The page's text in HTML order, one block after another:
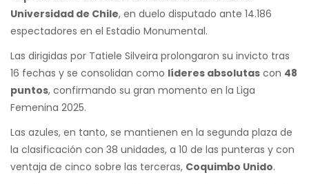
Universidad de Chile, en duelo disputado ante 14.186
espectadores en el Estadio Monumental.
Las dirigidas por Tatiele Silveira prolongaron su invicto tras
16 fechas y se consolidan como líderes absolutas con 48
puntos, confirmando su gran momento en la Liga
Femenina 2025.
Las azules, en tanto, se mantienen en la segunda plaza de
la clasificación con 38 unidades, a 10 de las punteras y con
ventaja de cinco sobre las terceras, Coquimbo Unido.